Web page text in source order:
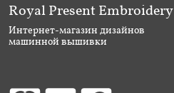
Royal Present Embroidery
Интернет-магазин дизайнов
машинной вышивки